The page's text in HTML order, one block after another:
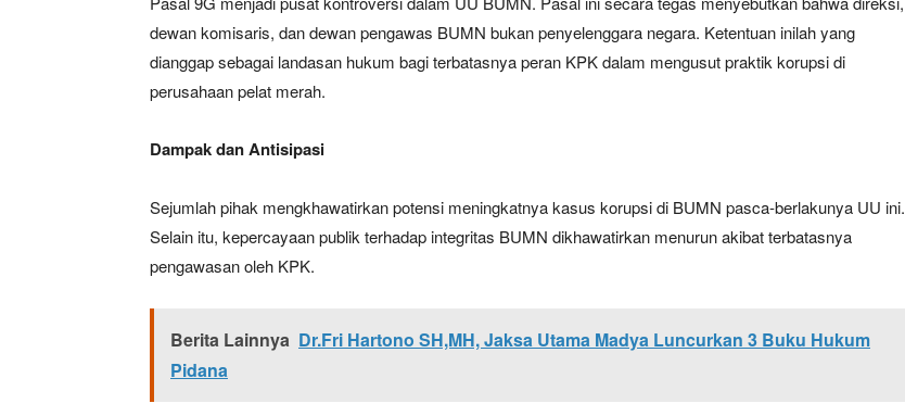
Company
dewan komisaris, dan dewan pengawas BUMN bukan penyelenggara negara. Ketentuan inilah yang
dianggap sebagai landasan hukum bagi terbatasnya peran KPK dalam mengusut praktik korupsi di
perusahaan pelat merah.
Dampak dan Antisipasi
Sejumlah pihak mengkhawatirkan potensi meningkatnya kasus korupsi di BUMN pasca-berlakunya UU ini.
Selain itu, kepercayaan publik terhadap integritas BUMN dikhawatirkan menurun akibat terbatasnya
pengawasan oleh KPK.
Berita Lainnya Dr.Fri Hartono SH,MH, Jaksa Utama Madya Luncurkan 3 Buku Hukum
Pidana